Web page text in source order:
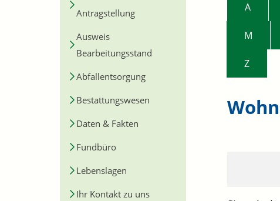
Antragstellung
Ausweis
Bearbeitungsstand
Abfallentsorgung
Bestattungswesen
Daten & Fakten
Fundbüro
Lebenslagen
Ihr Kontakt zu uns
A
M
Z